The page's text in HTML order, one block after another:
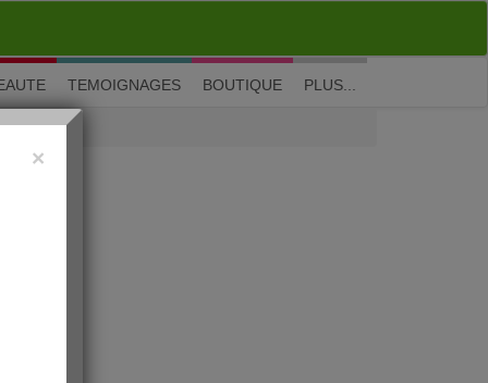
M'inscrire| Me connecter| ? Visite guidée
TEMOIGNAGES BOUTIQUE PLUS...
×